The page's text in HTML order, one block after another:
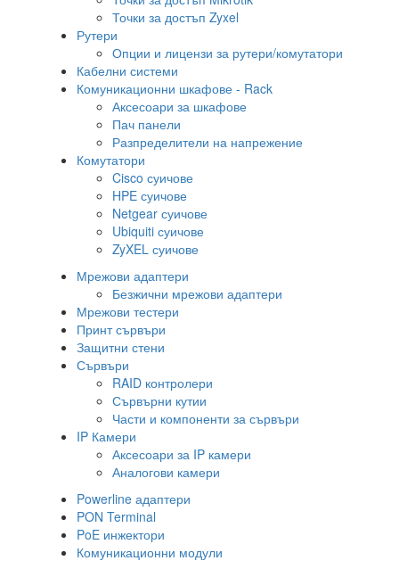
Точки за достъп Zyxel
Рутери
Опции и лицензи за рутери/комутатори
Кабелни системи
Комуникационни шкафове - Rack
Аксесоари за шкафове
Пач панели
Разпределители на напрежение
Комутатори
Cisco суичове
HPE суичове
Netgear суичове
Ubiquiti суичове
ZyXEL суичове
Мрежови адаптери
Безжични мрежови адаптери
Мрежови тестери
Принт сървъри
Защитни стени
Сървъри
RAID контролери
Сървърни кутии
Части и компоненти за сървъри
IP Камери
Аксесоари за IP камери
Аналогови камери
Powerline адаптери
PON Terminal
PoE инжектори
Комуникационни модули